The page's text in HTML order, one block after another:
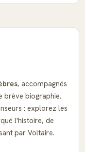
, accompagnés
brève biographie.
: explorez les
l'histoire, de
par Voltaire.